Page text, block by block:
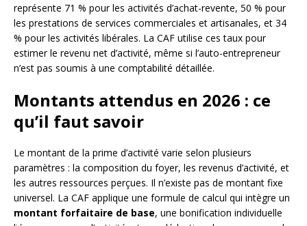
représente 71 % pour les activités d’achat-revente, 50 % pour
les prestations de services commerciales et artisanales, et 34
% pour les activités libérales. La CAF utilise ces taux pour
estimer le revenu net d’activité, même si l’auto-entrepreneur
n’est pas soumis à une comptabilité détaillée.
Montants attendus en 2026 : ce
qu’il faut savoir
Le montant de la prime d’activité varie selon plusieurs
paramètres : la composition du foyer, les revenus d’activité, et
les autres ressources perçues. Il n’existe pas de montant fixe
universel. La CAF applique une formule de calcul qui intègre un
montant forfaitaire de base, une bonification individuelle